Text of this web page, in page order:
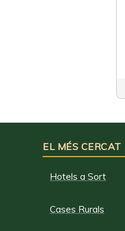
EL MÉS CERCAT
Hotels a Sort
Cases Rurals